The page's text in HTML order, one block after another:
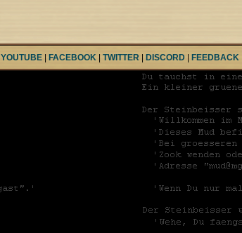
YOUTUBE FACEBOOK TWITTER DISCORD FEEDBACK